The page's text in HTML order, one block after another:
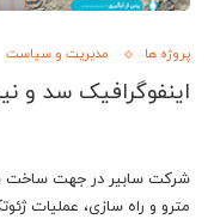
پروژه ها مدیریت و سیاست
اینفوگرافیک سد و
شرکت سابیر در جهت ساخت
مترو و راه سازی، عملیات